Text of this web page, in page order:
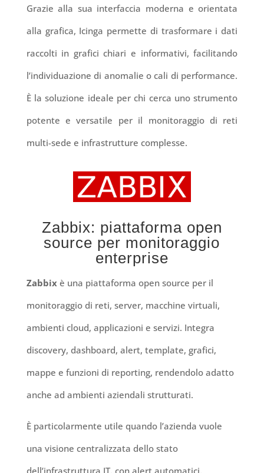
Grazie alla sua interfaccia moderna e orientata
alla grafica, Icinga permette di trasformare i dati
raccolti in grafici chiari e informativi, facilitando
l’individuazione di anomalie o cali di performance.
È la soluzione ideale per chi cerca uno strumento
potente e versatile per il monitoraggio di reti
multi-sede e infrastrutture complesse.
Zabbix: piattaforma open
source per monitoraggio
enterprise
Zabbix è una piattaforma open source per il
monitoraggio di reti, server, macchine virtuali,
ambienti cloud, applicazioni e servizi. Integra
discovery, dashboard, alert, template, grafici,
mappe e funzioni di reporting, rendendolo adatto
anche ad ambienti aziendali strutturati.
È particolarmente utile quando l’azienda vuole
una visione centralizzata dello stato